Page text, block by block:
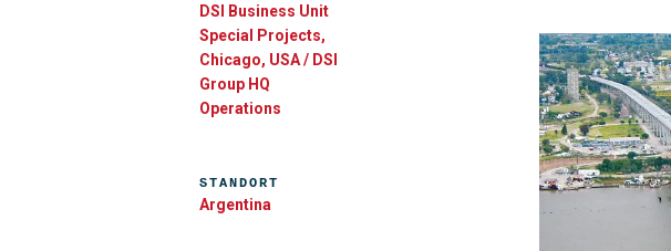
DSI Business Unit
Special Projects,
Chicago, USA / DSI
Group HQ
Operations
STANDORT
Argentina